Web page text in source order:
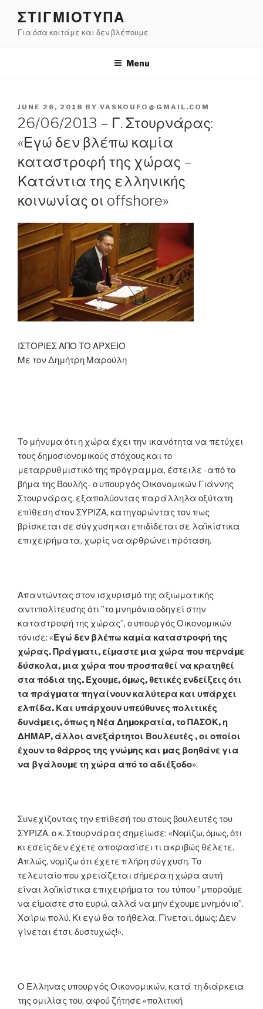
content
ΣΤΙΓΜΙΟΤΥΠΑ
Για όσα κοιτάμε και δεν βλέπουμε
Menu
POSTED
ON
JUNE 26, 2018 BY VASKOUFO@GMAIL.COM
26/06/2013 – Γ. Στουρνάρας:
«Εγώ δεν βλέπω καµία
καταστροφή της χώρας –
Κατάντια της ελληνικής
κοινωνίας οι offshore»
ΙΣΤΟΡΙΕΣ ΑΠΟ ΤΟ ΑΡΧΕΙΟ
Με τον Δημήτρη Μαρούλη
Το μήνυμα ότι η χώρα έχει την ικανότητα να πετύχει
τους δημοσιονομικούς στόχους και το
μεταρρυθμιστικό της πρόγραμμα, έστειλε -από το
βήμα της Βουλής- ο υπουργός Οικονομικών Γιάννης
Στουρνάρας, εξαπολύοντας παράλληλα οξύτατη
επίθεση στον ΣΥΡΙΖΑ, κατηγορώντας τον πως
βρίσκεται σε σύγχυση και επιδίδεται σε λαϊκίστικα
επιχειρήματα, χωρίς να αρθρώνει πρόταση.
Απαντώντας στον ισχυρισμό της αξιωματικής
αντιπολίτευσης ότι ”το μνημόνιο οδηγεί στην
καταστροφή της χώρας”, ο υπουργός Οικονομικών
τόνισε: «Εγώ δεν βλέπω καµία καταστροφή της
χώρας. Πράγµατι, είµαστε µια χώρα που περνάµε
δύσκολα, µια χώρα που προσπαθεί να κρατηθεί
στα πόδια της. Έχουµε, όµως, θετικές ενδείξεις ότι
τα πράγµατα πηγαίνουν καλύτερα και υπάρχει
ελπίδα. Και υπάρχουν υπεύθυνες πολιτικές
δυνάµεις, όπως η Νέα Δηµοκρατία, το ΠΑΣΟΚ, η
ΔΗΜΑΡ, άλλοι ανεξάρτητοι Βουλευτές , οι οποίοι
έχουν το θάρρος της γνώµης και µας βοηθάνε για
να βγάλουµε τη χώρα από το αδιέξοδο».
Συνεχίζοντας την επίθεσή του στους βουλευτές του
ΣΥΡΙΖΑ, ο κ. Στουρνάρας σημείωσε: «Νοµίζω, όµως, ότι
κι εσείς δεν έχετε αποφασίσει τι ακριβώς θέλετε.
Απλώς, νοµίζω ότι έχετε πλήρη σύγχυση. Το
τελευταίο που χρειάζεται σήµερα η χώρα αυτή
είναι λαϊκίστικα επιχειρήµατα του τύπου ”μπορούµε
να είµαστε στο ευρώ, αλλά να µην έχουµε µνηµόνιο”.
Χαίρω πολύ. Κι εγώ θα το ήθελα. Γίνεται, όµως; Δεν
γίνεται έτσι, δυστυχώς!».
Ο Έλληνας υπουργός Οικονομικών, κατά τη διάρκεια
της ομιλίας του, αφού ζήτησε «πολιτική